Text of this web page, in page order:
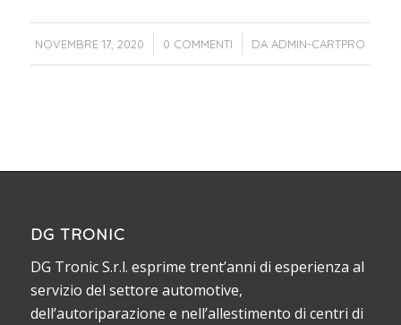
NOVEMBRE 17, 2020
/ 0 COMMENTI
/ DA ADMIN-CARTPRO
DG TRONIC
DG Tronic S.r.l. esprime trent’anni di esperienza al
servizio del settore automotive,
dell’autoriparazione e nell’allestimento di centri di